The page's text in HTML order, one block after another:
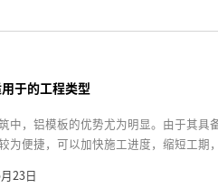
于的工程类型
中，铝模板的优势尤为明显。由于其具
为便捷，可以加快施工进度，缩短工期
23日